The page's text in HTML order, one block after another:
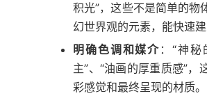
积光”，这些不是简单的物
幻世界观的元素，能快速建
明确色调和媒介 ：“神
主”、“油画的厚重质感”，
彩感觉和最终呈现的材质。